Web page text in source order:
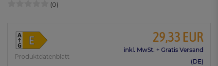
(0)
Produktdatenblatt
29,33 EUR
inkl. MwSt. + Gratis Versand
(DE)